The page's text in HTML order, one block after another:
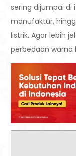
sering dijumpai di
manufaktur,
listrik. Agar lebih
perbedaan warna